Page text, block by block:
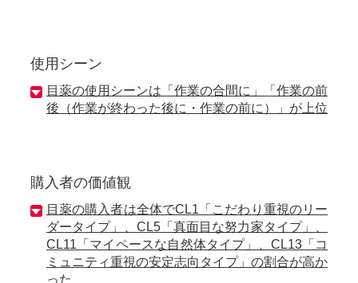
使用シーン
目薬の使用シーンは「作業の合間に」「作業の前
後（作業が終わった後に・作業の前に）」が上位
購入者の価値観
目薬の購入者は全体でCL1「こだわり重視のリー
ダータイプ」、CL5「真面目な努力家タイプ」、
CL11「マイペースな自然体タイプ」、CL13「コ
ミュニティ重視の安定志向タイプ」の割合が高か
った